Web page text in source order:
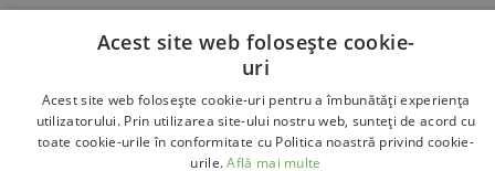
Acest site web folosește cookie-
uri
Acest site web folosește cookie-uri pentru a îmbunătăți experiența
utilizatorului. Prin utilizarea site-ului nostru web, sunteți de acord cu
toate cookie-urile în conformitate cu Politica noastră privind cookie-
urile.Află mai multe